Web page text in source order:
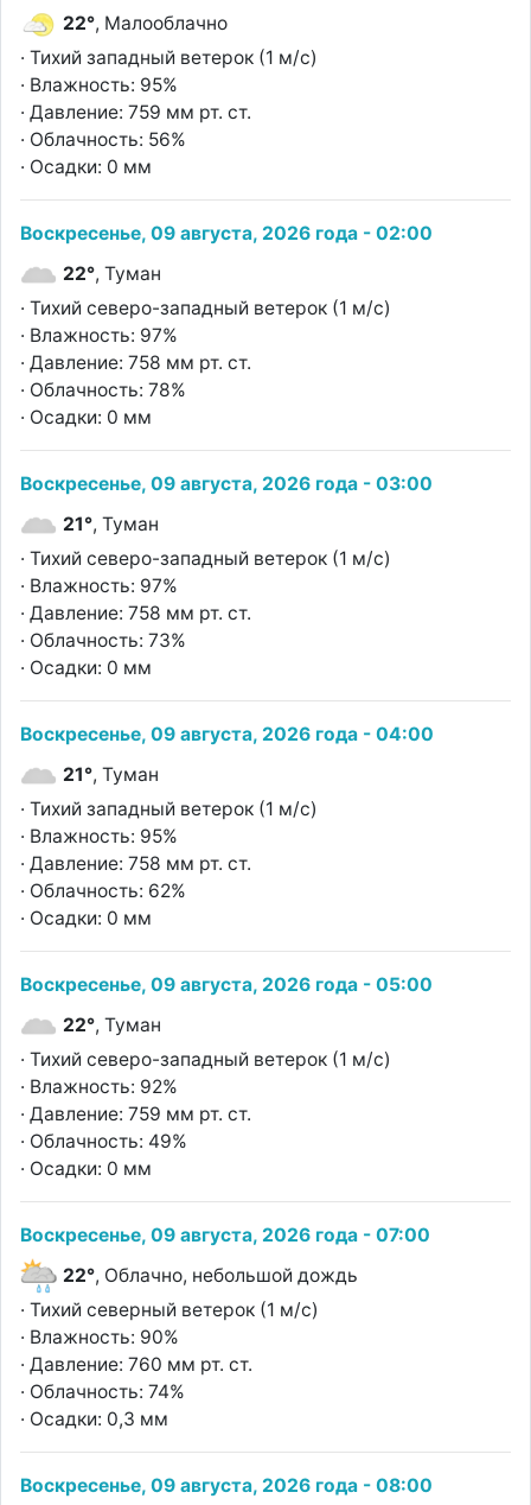
22°, Малооблачно
· Тихий западный ветерок (1 м/с)
· Влажность: 95%
· Давление: 759 мм рт. ст.
· Облачность: 56%
· Осадки: 0 мм
Воскресенье, 09 августа, 2026 года - 02:00
22°, Туман
· Тихий северо-западный ветерок (1 м/с)
· Влажность: 97%
· Давление: 758 мм рт. ст.
· Облачность: 78%
· Осадки: 0 мм
Воскресенье, 09 августа, 2026 года - 03:00
21°, Туман
· Тихий северо-западный ветерок (1 м/с)
· Влажность: 97%
· Давление: 758 мм рт. ст.
· Облачность: 73%
· Осадки: 0 мм
Воскресенье, 09 августа, 2026 года - 04:00
21°, Туман
· Тихий западный ветерок (1 м/с)
· Влажность: 95%
· Давление: 758 мм рт. ст.
· Облачность: 62%
· Осадки: 0 мм
Воскресенье, 09 августа, 2026 года - 05:00
22°, Туман
· Тихий северо-западный ветерок (1 м/с)
· Влажность: 92%
· Давление: 759 мм рт. ст.
· Облачность: 49%
· Осадки: 0 мм
Воскресенье, 09 августа, 2026 года - 07:00
22°, Облачно, небольшой дождь
· Тихий северный ветерок (1 м/с)
· Влажность: 90%
· Давление: 760 мм рт. ст.
· Облачность: 74%
· Осадки: 0,3 мм
Воскресенье, 09 августа, 2026 года - 08:00